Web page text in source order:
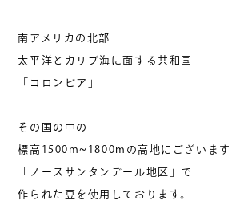
南アメリカの北部
太平洋とカリブ海に面する共和国
「コロンビア」
その国の中の
標高1500m~1800mの高地にございます
「ノースサンタンデール地区」で
作られた豆を使用しております。